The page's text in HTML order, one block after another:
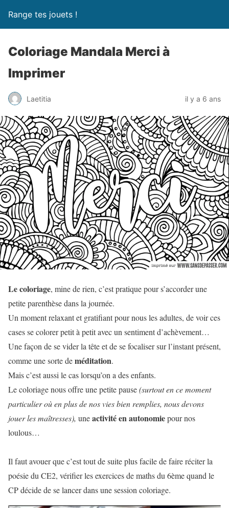
Range tes jouets !
Coloriage Mandala Merci à
Imprimer
Laetitia il y a 6 ans
Le coloriage, mine de rien, c’est pratique pour s’accorder une
petite parenthèse dans la journée.
Un moment relaxant et gratifiant pour nous les adultes, de voir ces
cases se colorer petit à petit avec un sentiment d’achèvement…
Une façon de se vider la tête et de se focaliser sur l’instant présent,
comme une sorte deméditation.
Mais c’est aussi le cas lorsqu’on a des enfants.
Le coloriage nous offre une petite pause(surtout en ce moment
particulier où en plus de nos vies bien remplies, nous devons
jouer les maîtresses), uneactivité en autonomiepour nos
loulous…
Il faut avouer que c’est tout de suite plus facile de faire réciter la
poésie du CE2, vérifier les exercices de maths du 6ème quand le
CP décide de se lancer dans une session coloriage.